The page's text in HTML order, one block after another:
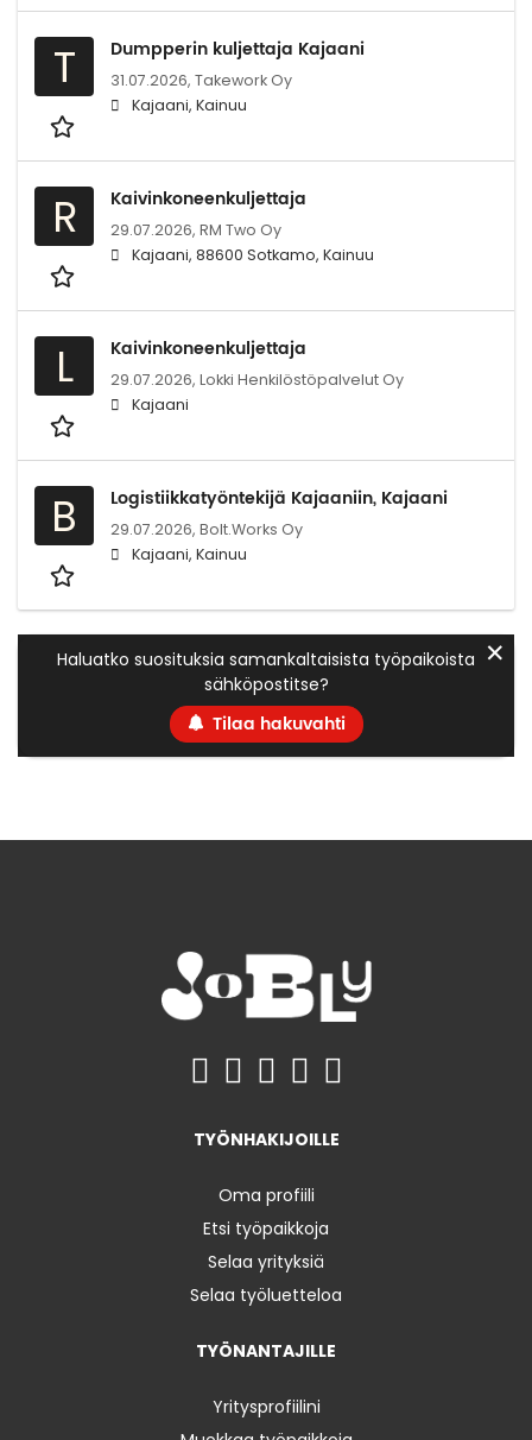
T Dumpperin kuljettaja Kajaani
31.07.2026, Takework Oy
Kajaani, Kainuu
R Kaivinkoneenkuljettaja
29.07.2026, RM Two Oy
Kajaani, 88600 Sotkamo, Kainuu
L Kaivinkoneenkuljettaja
29.07.2026, Lokki Henkilöstöpalvelut Oy
Kajaani
B Logistiikkatyöntekijä Kajaaniin, Kajaani
29.07.2026, Bolt.Works Oy
Kajaani, Kainuu
Haluatko suosituksia samankaltaisista työpaikoista
sähköpostitse?
Tilaa hakuvahti
✕
TYÖNHAKIJOILLE
Oma profiili
Etsi työpaikkoja
Selaa yrityksiä
Selaa työluetteloa
TYÖNANTAJILLE
Yritysprofiilini